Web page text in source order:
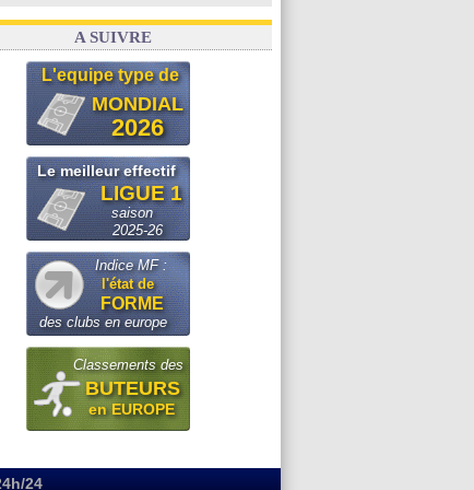
A SUIVRE
L'equipe type de
MONDIAL
2026
Le meilleur effectif
LIGUE 1
saison
2025-26
Indice MF :
l'état de
FORME
des clubs en europe
Classements des
BUTEURS
en EUROPE
24